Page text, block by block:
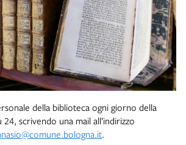
della biblioteca ogni giorno della
scrivendo una mail all’indirizzo
.